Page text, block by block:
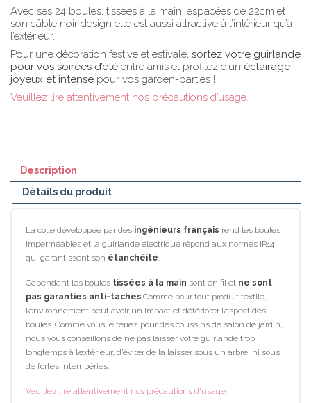
Avec ses 24 boules, tissées à la main, espacées de 22cm et
son câble noir design elle est aussi attractive à l’intérieur qu’à
l’extérieur.
Pour une décoration festive et estivale, sortez votre guirlande
pour vos soirées d’été entre amis et profitez d’un éclairage
joyeux et intense pour vos garden-parties !
Veuillez lire attentivement nos précautions d’usage.
Description
Détails du produit
La colle développée par des ingénieurs français rend les boules
imperméables et la guirlande électrique répond aux normes IP44
qui garantissent son étanchéité
Cependant les boules tissées à la main sont en fil et ne sont
pas garanties anti-taches .Comme pour tout produit textile,
l’environnement peut avoir un impact et détériorer l’aspect des
boules. Comme vous le feriez pour des coussins de salon de jardin,
nous vous conseillons de ne pas laisser votre guirlande trop
longtemps à l’extérieur, d’éviter de la laisser sous un arbre, ni sous
de fortes intempéries.
Veuillez lire attentivement nos précautions d'usage.